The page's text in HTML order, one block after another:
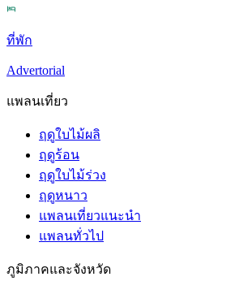
ที่พัก
Advertorial
แพลนเที่ยว
ฤดูใบไม้ผลิ
ฤดูร้อน
ฤดูใบไม้ร่วง
ฤดูหนาว
แพลนเที่ยวแนะนำ
แพลนทั่วไป
ภูมิภาคและจังหวัด